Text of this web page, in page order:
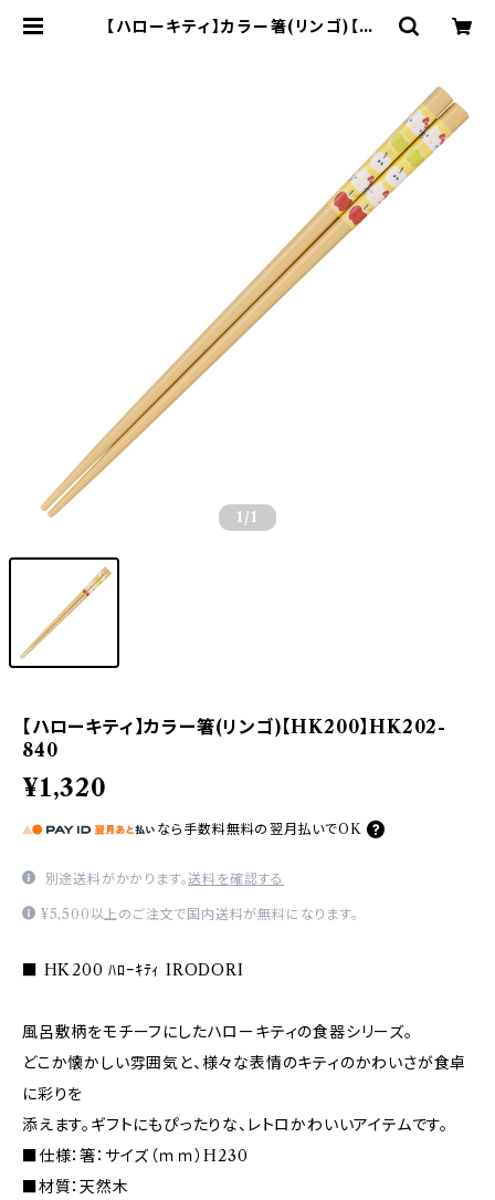
【ハローキティ】カラー箸(リンゴ)【HK
1 /1
【ハローキティ】カラー箸(リンゴ)【HK200】HK202-
840
¥1,320
なら 手数料無料の 翌月払いでOK
別途送料がかかります。送料を確認する
¥5,500以上のご注文で国内送料が無料になります。
■ HK200 ﾊﾛｰｷﾃｨ IRODORI
風呂敷柄をモチーフにしたハローキティの食器シリーズ。
どこか懐かしい雰囲気と、様々な表情のキティのかわいさが食卓
に彩りを
添えます。ギフトにもぴったりな、レトロかわいいアイテムです。
■仕様：箸：サイズ（ｍｍ）H230
■材質：天然木